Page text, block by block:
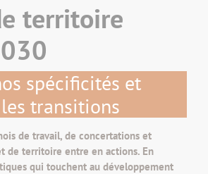
territoire
spécificités et
transitions
de travail, de concertations et
de territoire entre en actions. En
qui touchent au développement